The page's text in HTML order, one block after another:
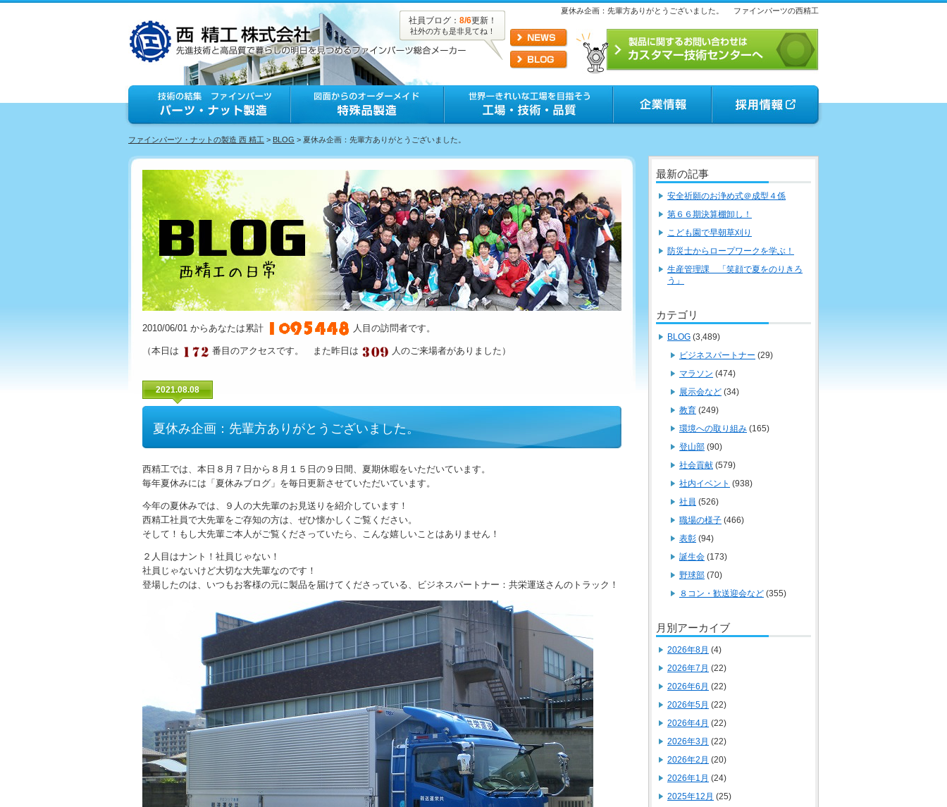
夏休み企画：先輩方ありがとうございました。 ファインパーツの西精工
社員ブログ： 8/6更新！
社外の方も是非見てね！
ファインパーツ・ナットの製造 西 精工 > BLOG > 夏休み企画：先輩方ありがとうございました。
2010/06/01 からあなたは累計 人目の訪問者です。
（本日は 番目のアクセスです。 また昨日は 人のご来場者がありました）
2021.08.08
夏休み企画：先輩方ありがとうございました。
西精工では、本日８月７日から８月１５日の９日間、夏期休暇をいただいています。
毎年夏休みには「夏休みブログ」を毎日更新させていただいています。
今年の夏休みでは、９人の大先輩のお見送りを紹介しています！
西精工社員で大先輩をご存知の方は、ぜひ懐かしくご覧ください。
そして！もし大先輩ご本人がご覧くださっていたら、こんな嬉しいことはありません！
２人目はナント！社員じゃない！
社員じゃないけど大切な大先輩なのです！
登場したのは、いつもお客様の元に製品を届けてくださっている、ビジネスパートナー：共栄運送さんのトラック！
最新の記事
安全祈願のお浄め式＠成型４係
第６６期決算棚卸し！
こども園で早朝草刈り
防災士からロープワークを学ぶ！
生産管理課 「笑顔で夏をのりきろ
う」
カテゴリ
BLOG (3,489)
ビジネスパートナー (29)
マラソン (474)
展示会など (34)
教育 (249)
環境への取り組み (165)
登山部 (90)
社会貢献 (579)
社内イベント (938)
社員 (526)
職場の様子 (466)
表彰 (94)
誕生会 (173)
野球部 (70)
８コン・歓送迎会など (355)
月別アーカイブ
2026年8月 (4)
2026年7月 (22)
2026年6月 (22)
2026年5月 (22)
2026年4月 (22)
2026年3月 (22)
2026年2月 (20)
2026年1月 (24)
2025年12月 (25)